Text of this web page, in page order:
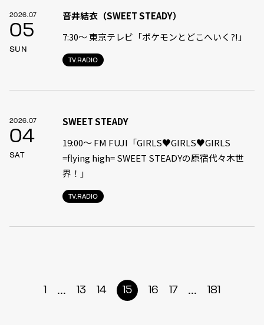
2026.07
05
SUN
TV.RADIO
音井結衣（SWEET STEADY）
7:30〜 東京テレビ「ポケモンとどこへいく?!」
2026.07
04
SAT
TV.RADIO
SWEET STEADY
19:00〜 FM FUJI「GIRLS♥GIRLS♥GIRLS
=flying high= SWEET STEADYの原宿代々木世
界！」
1 ... 13 14 15 16 17 ... 181